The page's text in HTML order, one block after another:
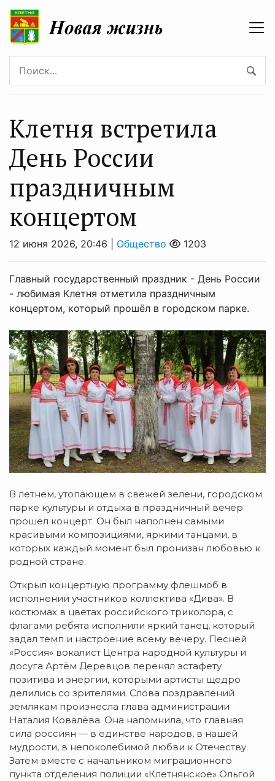
Клетня встретила
День России
праздничным
концертом
12 июня 2026, 20:46 | Общество 1203
Главный государственный праздник - День России
- любимая Клетня отметила праздничным
концертом, который прошёл в городском парке.
В летнем, утопающем в свежей зелени, городском
парке культуры и отдыха в праздничный вечер
прошёл концерт. Он был наполнен самыми
красивыми композициями, яркими танцами, в
которых каждый момент был пронизан любовью к
родной стране.
Открыл концертную программу флешмоб в
исполнении участников коллектива «Дива». В
костюмах в цветах российского триколора, с
флагами ребята исполнили яркий танец, который
задал темп и настроение всему вечеру. Песней
«Россия» вокалист Центра народной культуры и
досуга Артём Деревцов перенял эстафету
позитива и энергии, которыми артисты щедро
делились со зрителями. Слова поздравлений
землякам произнесла глава администрации
Наталия Ковалёва. Она напомнила, что главная
сила россиян — в единстве народов, в нашей
мудрости, в непоколебимой любви к Отечеству.
Затем вместе с начальником миграционного
пункта отделения полиции «Клетнянское» Ольгой